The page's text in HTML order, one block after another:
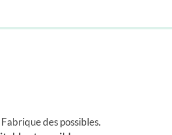
des possibles.